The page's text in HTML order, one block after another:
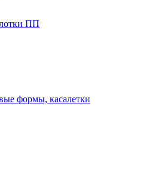
ПП
формы, касалетки